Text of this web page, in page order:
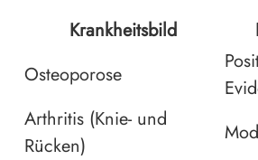
Krankheitsbild
Osteoporose
Arthritis (Knie- und
Rücken)